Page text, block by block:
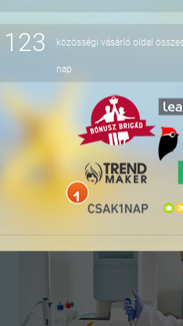
123 közösségi vásárló oldal
nap
-48%